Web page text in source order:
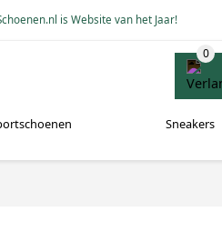
is Website van het Jaar!
Sneakers